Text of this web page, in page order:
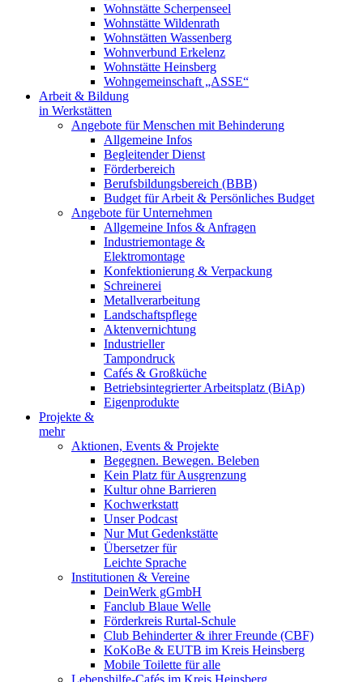
Wohnstätte Scherpenseel
Wohnstätte Wildenrath
Wohnstätten Wassenberg
Wohnverbund Erkelenz
Wohnstätte Heinsberg
Wohngemeinschaft „ASSE“
Arbeit & Bildung
in Werkstätten
Angebote für Menschen mit Behinderung
Allgemeine Infos
Begleitender Dienst
Förderbereich
Berufsbildungsbereich (BBB)
Budget für Arbeit & Persönliches Budget
Angebote für Unternehmen
Allgemeine Infos & Anfragen
Industriemontage &
Elektromontage
Konfektionierung & Verpackung
Schreinerei
Metallverarbeitung
Landschaftspflege
Aktenvernichtung
Industrieller
Tampondruck
Cafés & Großküche
Betriebsintegrierter Arbeitsplatz (BiAp)
Eigenprodukte
Projekte &
mehr
Aktionen, Events & Projekte
Begegnen. Bewegen. Beleben
Kein Platz für Ausgrenzung
Kultur ohne Barrieren
Kochwerkstatt
Unser Podcast
Nur Mut Gedenkstätte
Übersetzer für
Leichte Sprache
Institutionen & Vereine
DeinWerk gGmbH
Fanclub Blaue Welle
Förderkreis Rurtal-Schule
Club Behinderter & ihrer Freunde (CBF)
KoKoBe & EUTB im Kreis Heinsberg
Mobile Toilette für alle
Lebenshilfe-Cafés im Kreis Heinsberg